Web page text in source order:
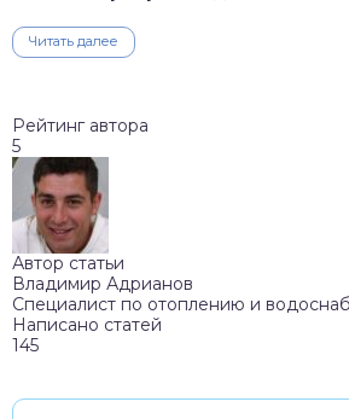
Читать далее
Рейтинг автора
5
Автор статьи
Владимир Адрианов
Специалист по отоплению и
Написано статей
145